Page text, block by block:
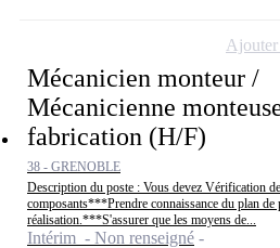
Mécanicien monteur /
Mécanicienne
fabrication (H/F)
38 - GRENOBLE
Description du poste : Vous devez Vérification
composants***Prendre connaissance du plan de
réalisation.***S'assurer que les moyens de...
Intérim - Non renseigné